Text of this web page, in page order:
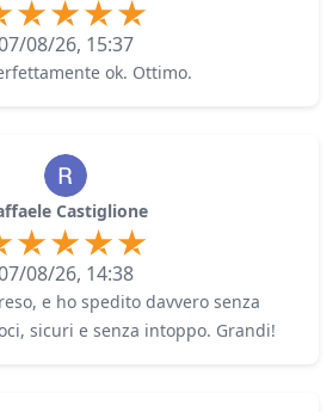
08/26, 15:37
ok. Ottimo.
Castiglione
08/26, 14:38
e ho spedito davvero senza
sicuri e senza intoppo. Grandi!